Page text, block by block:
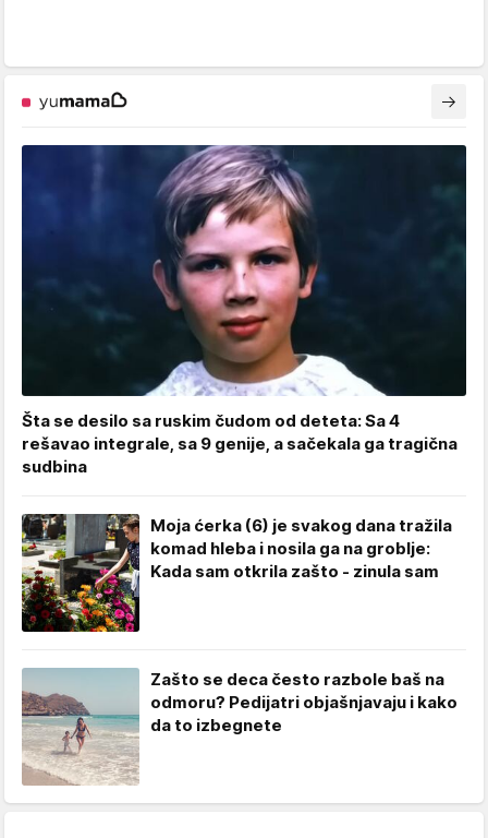
Šta se desilo sa ruskim čudom od deteta: Sa 4
rešavao integrale, sa 9 genije, a sačekala ga tragična
sudbina
Moja ćerka (6) je svakog dana tražila
komad hleba i nosila ga na groblje:
Kada sam otkrila zašto - zinula sam
Zašto se deca često razbole baš na
odmoru? Pedijatri objašnjavaju i kako
da to izbegnete